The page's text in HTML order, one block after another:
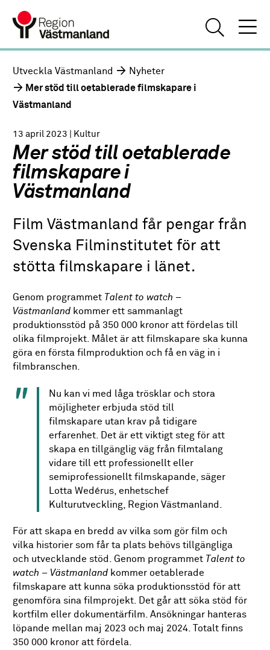
Utveckla Västmanland
Nyheter
Mer stöd till oetablerade filmskapare i
Västmanland
13 april 2023 | Kultur
Mer stöd till oetablerade
filmskapare i
Västmanland
Film Västmanland får pengar från
Svenska Filminstitutet för att
stötta filmskapare i länet.
Genom programmet Talent to watch –
Västmanland kommer ett sammanlagt
produktionsstöd på 350 000 kronor att fördelas till
olika filmprojekt. Målet är att filmskapare ska kunna
göra en första filmproduktion och få en väg in i
filmbranschen.
Nu kan vi med låga trösklar och stora
möjligheter erbjuda stöd till
filmskapare utan krav på tidigare
erfarenhet. Det är ett viktigt steg för att
skapa en tillgänglig väg från filmtalang
vidare till ett professionellt eller
semiprofessionellt filmskapande, säger
Lotta Wedérus, enhetschef
Kulturutveckling, Region Västmanland.
För att skapa en bredd av vilka som gör film och
vilka historier som får ta plats behövs tillgängliga
och utvecklande stöd. Genom programmet Talent to
watch – Västmanland kommer oetablerade
filmskapare att kunna söka produktionsstöd för att
genomföra sina filmprojekt. Det går att söka stöd för
kortfilm eller dokumentärfilm. Ansökningar hanteras
löpande mellan maj 2023 och maj 2024. Totalt finns
350 000 kronor att fördela.